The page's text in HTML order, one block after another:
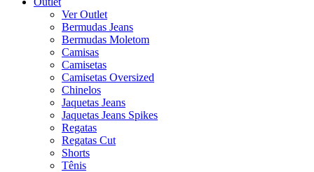
Ver Outlet
Bermudas Jeans
Bermudas Moletom
Camisas
Camisetas
Camisetas Oversized
Chinelos
Jaquetas Jeans
Jaquetas Jeans Spikes
Regatas
Regatas Cut
Shorts
Tênis